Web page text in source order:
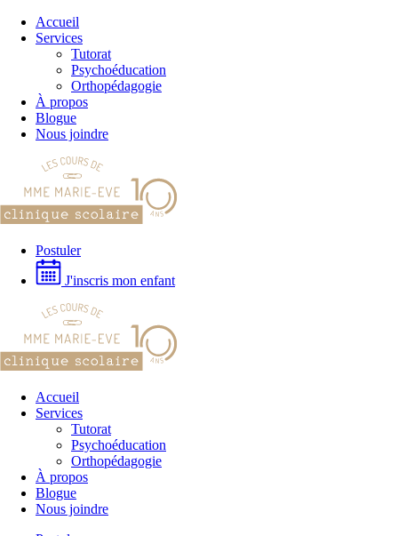
Passer
contenu
Accueil
Services
Tutorat
Psychoéducation
Orthopédagogie
À propos
Blogue
Nous joindre
Postuler
J'inscris mon enfant
Accueil
Services
Tutorat
Psychoéducation
Orthopédagogie
À propos
Blogue
Nous joindre